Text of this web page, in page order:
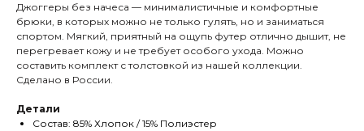
Джоггеры без начеса — минималистичные и комфортные
брюки, в которых можно не только гулять, но и заниматься
спортом. Мягкий, приятный на ощупь футер отлично дышит, не
перегревает кожу и не требует особого ухода. Можно
составить комплект с толстовкой из нашей коллекции.
Сделано в России.
Детали
Состав: 85% Хлопок / 15% Полиэстер